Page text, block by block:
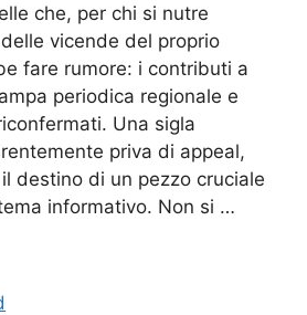
che, per chi si nutre
vicende del proprio
fare rumore: i contributi a
periodica regionale e
Una sigla
priva di appeal,
destino di un pezzo cruciale
informativo. Non si …